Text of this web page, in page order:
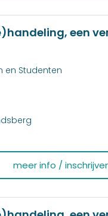
een
en Studenten
meer info /